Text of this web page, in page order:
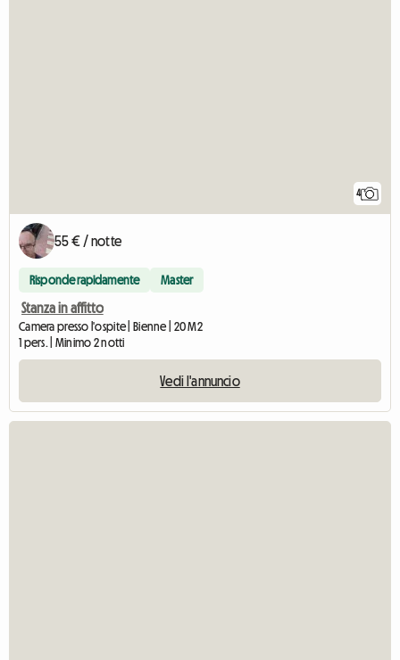
4
55 € / notte
Risponde rapidamente Master
Stanza in affitto
Camera presso l'ospite | Bienne | 20 M2
1 pers. | Minimo 2 notti
Vedi l'annuncio